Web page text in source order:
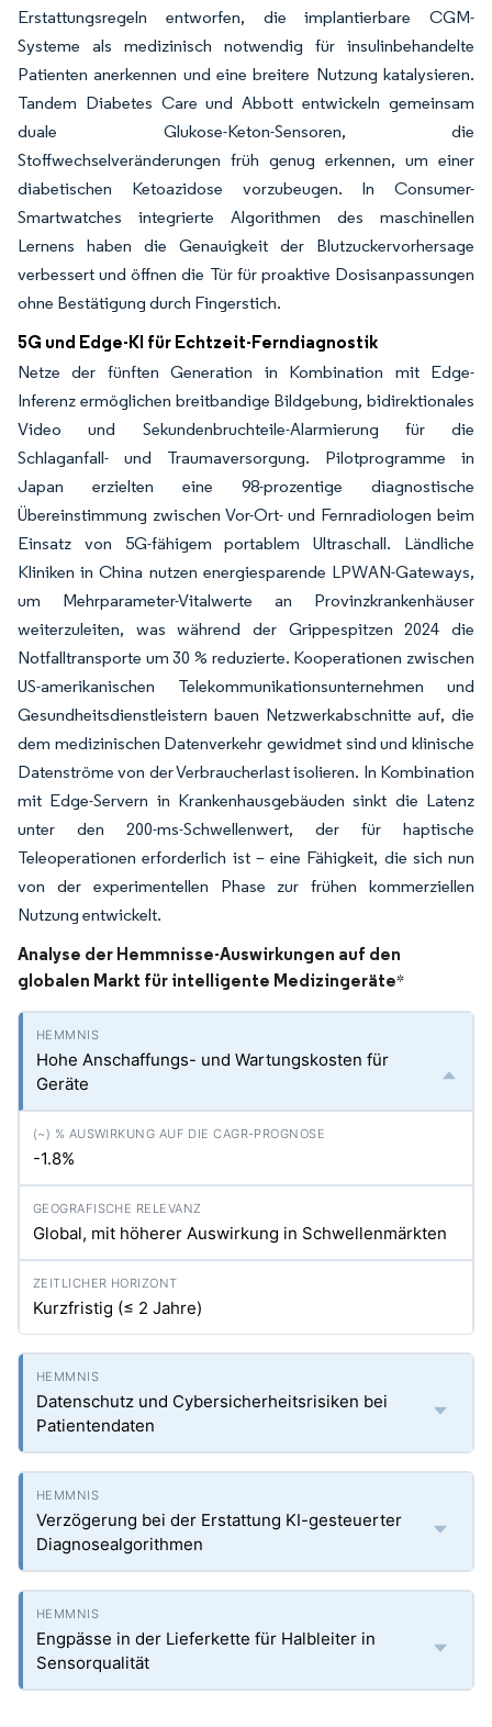
Erstattungsregeln entworfen, die implantierbare CGM-
Systeme als medizinisch notwendig für insulinbehandelte
Patienten anerkennen und eine breitere Nutzung katalysieren.
Tandem Diabetes Care und Abbott entwickeln gemeinsam
duale Glukose-Keton-Sensoren, die
Stoffwechselveränderungen früh genug erkennen, um einer
diabetischen Ketoazidose vorzubeugen. In Consumer-
Smartwatches integrierte Algorithmen des maschinellen
Lernens haben die Genauigkeit der Blutzuckervorhersage
verbessert und öffnen die Tür für proaktive Dosisanpassungen
ohne Bestätigung durch Fingerstich.
5G und Edge-KI für Echtzeit-Ferndiagnostik
Netze der fünften Generation in Kombination mit Edge-
Inferenz ermöglichen breitbandige Bildgebung, bidirektionales
Video und Sekundenbruchteile-Alarmierung für die
Schlaganfall- und Traumaversorgung. Pilotprogramme in
Japan erzielten eine 98-prozentige diagnostische
Übereinstimmung zwischen Vor-Ort- und Fernradiologen beim
Einsatz von 5G-fähigem portablem Ultraschall. Ländliche
Kliniken in China nutzen energiesparende LPWAN-Gateways,
um Mehrparameter-Vitalwerte an Provinzkrankenhäuser
weiterzuleiten, was während der Grippespitzen 2024 die
Notfalltransporte um 30 % reduzierte. Kooperationen zwischen
US-amerikanischen Telekommunikationsunternehmen und
Gesundheitsdienstleistern bauen Netzwerkabschnitte auf, die
dem medizinischen Datenverkehr gewidmet sind und klinische
Datenströme von der Verbraucherlast isolieren. In Kombination
mit Edge-Servern in Krankenhausgebäuden sinkt die Latenz
unter den 200-ms-Schwellenwert, der für haptische
Teleoperationen erforderlich ist – eine Fähigkeit, die sich nun
von der experimentellen Phase zur frühen kommerziellen
Nutzung entwickelt.
Analyse der Hemmnisse-Auswirkungen auf den
globalen Markt für intelligente Medizingeräte*
Hohe Anschaffungs- und Wartungskosten für
Geräte
-1.8%
Global, mit höherer Auswirkung in Schwellenmärkten
Kurzfristig (≤ 2 Jahre)
Datenschutz und Cybersicherheitsrisiken bei
Patientendaten
Verzögerung bei der Erstattung KI-gesteuerter
Diagnosealgorithmen
Engpässe in der Lieferkette für Halbleiter in
Sensorqualität